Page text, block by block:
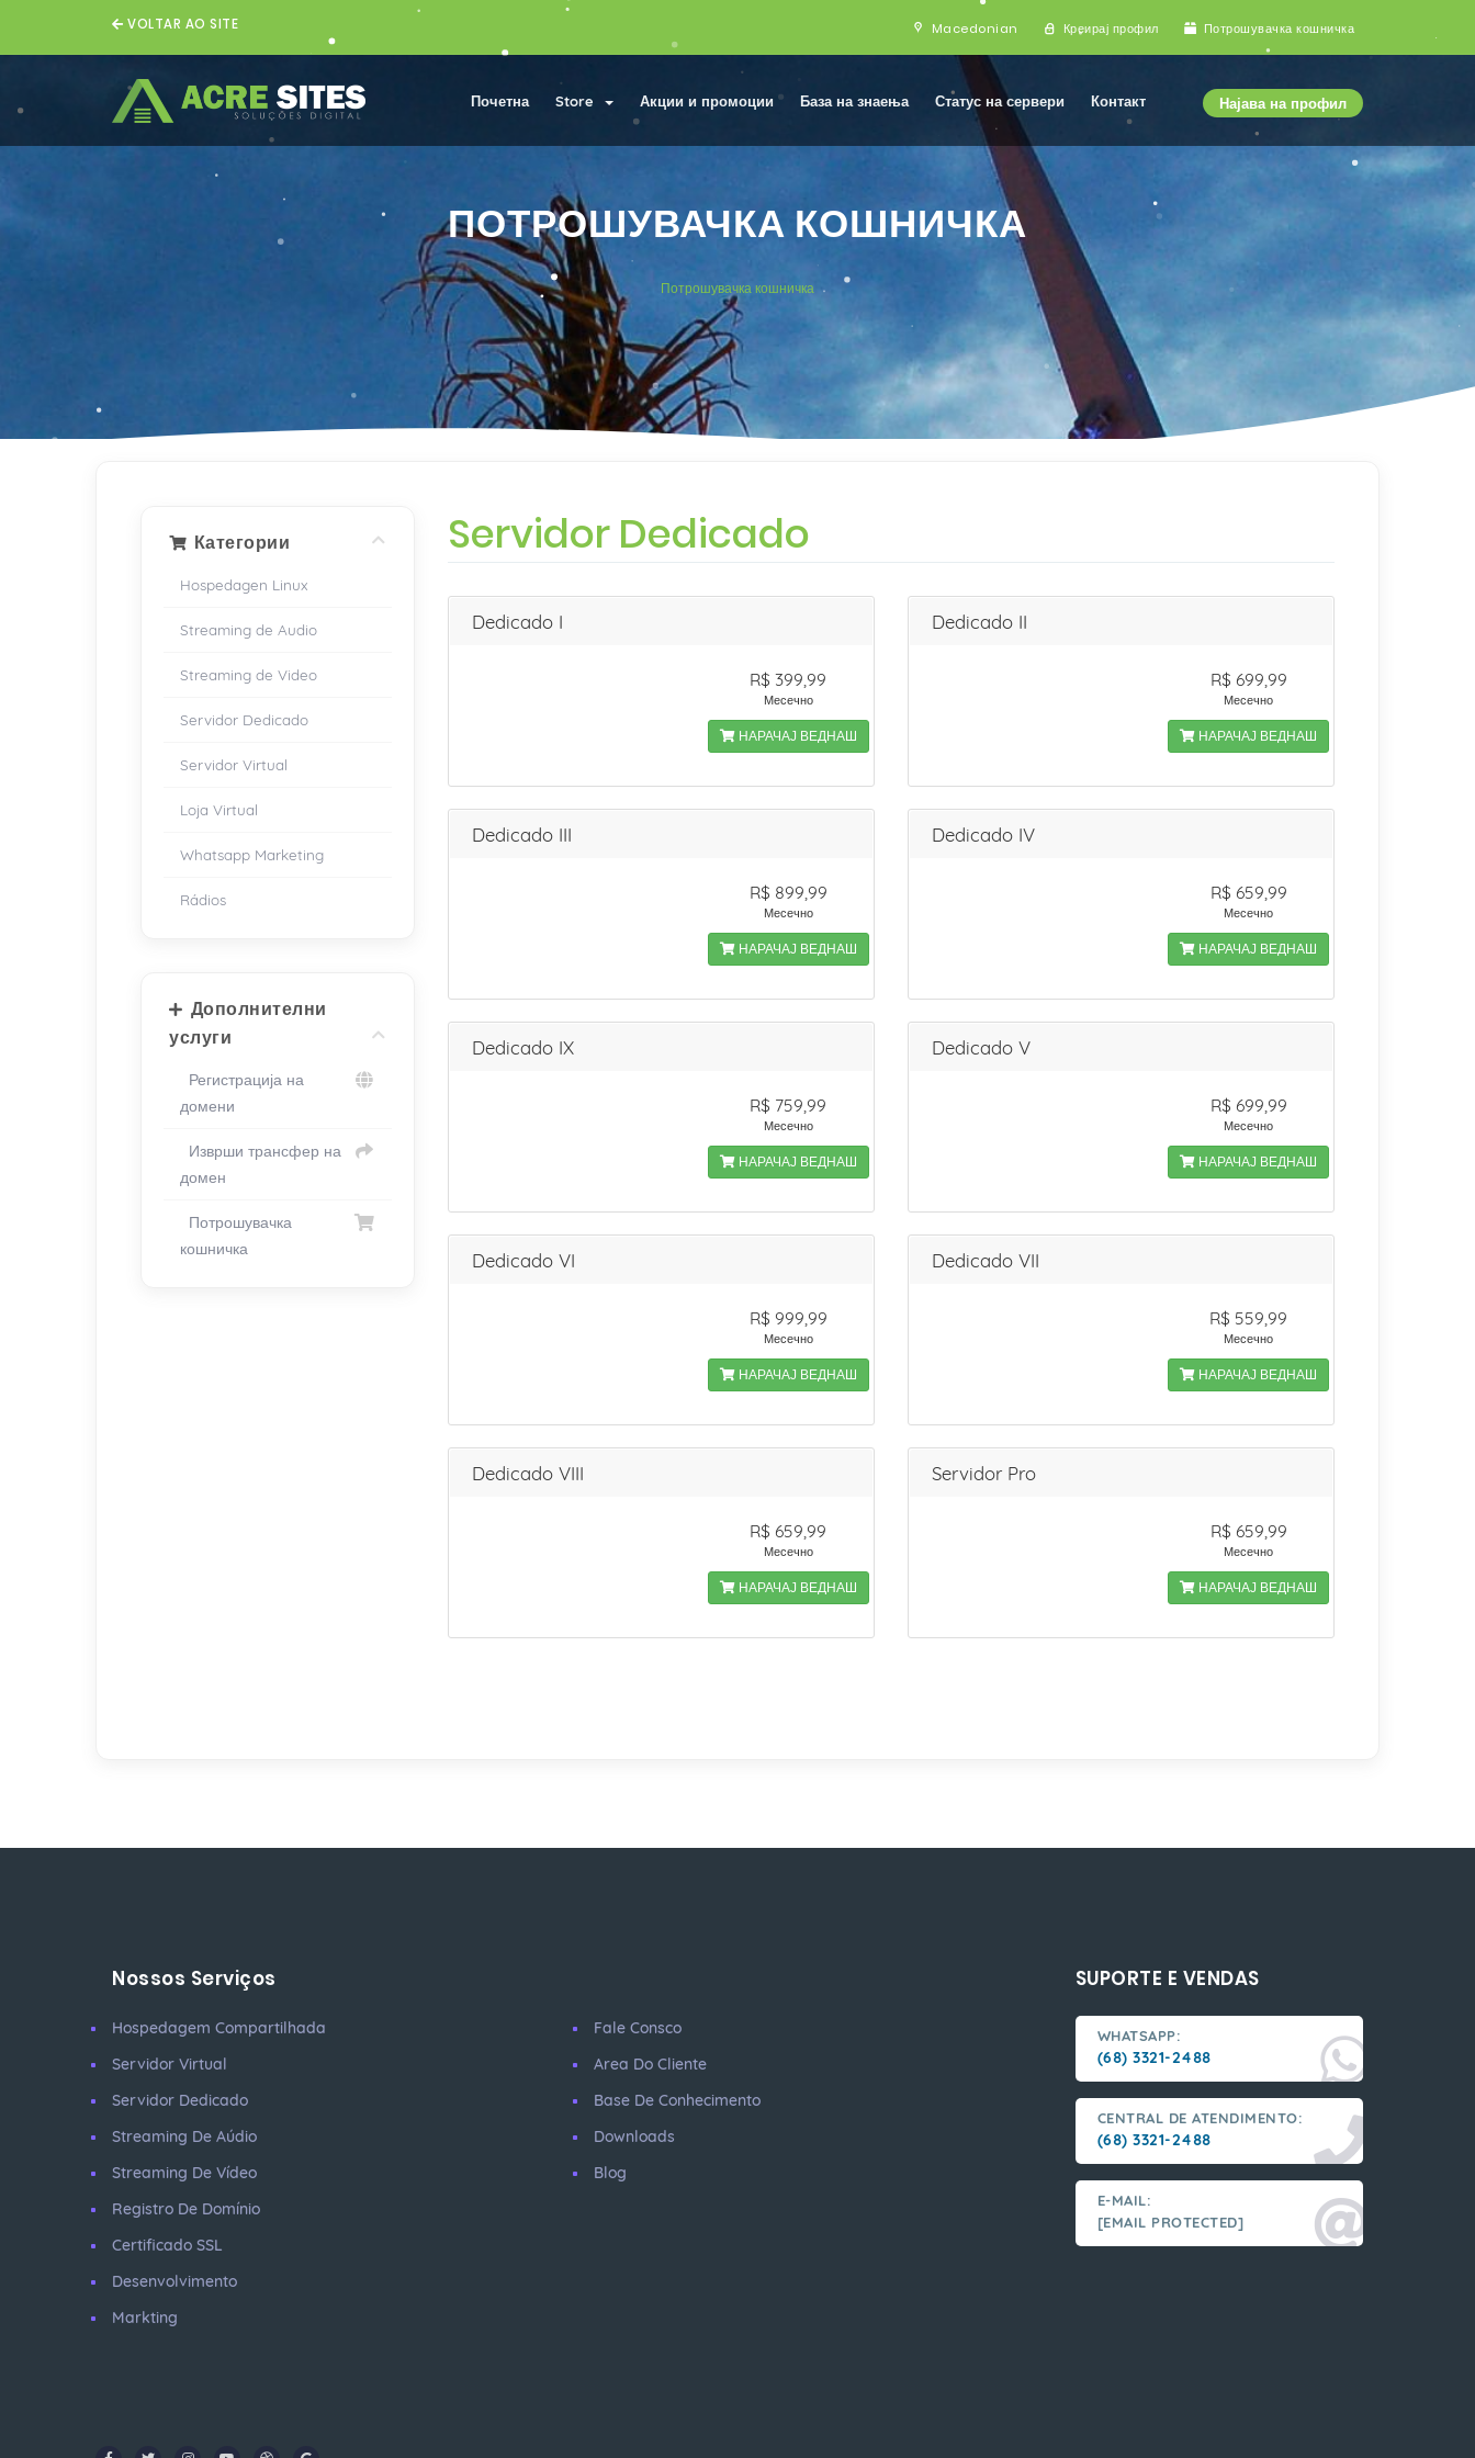
VOLTAR AO SITE Macedonian Креирај профил Потрошувачка кошничка
Почетна Store Акции и промоции База на знаења Статус на сервери Контакт Најава на профил
ПОТРОШУВАЧКА КОШНИЧКА
Потрошувачка кошничка
Категории
Hospedagen Linux
Streaming de Audio
Streaming de Video
Servidor Dedicado
Servidor Virtual
Loja Virtual
Whatsapp Marketing
Rádios
Дополнителни
услуги
Регистрација на
домени
Изврши трансфер на
домен
Потрошувачка
кошничка
Servidor Dedicado
Dedicado I
R$ 399,99
Месечно
НАРАЧАЈ ВЕДНАШ
Dedicado II
R$ 699,99
Месечно
НАРАЧАЈ ВЕДНАШ
Dedicado III
R$ 899,99
Месечно
НАРАЧАЈ ВЕДНАШ
Dedicado IV
R$ 659,99
Месечно
НАРАЧАЈ ВЕДНАШ
Dedicado IX
R$ 759,99
Месечно
НАРАЧАЈ ВЕДНАШ
Dedicado V
R$ 699,99
Месечно
НАРАЧАЈ ВЕДНАШ
Dedicado VI
R$ 999,99
Месечно
НАРАЧАЈ ВЕДНАШ
Dedicado VII
R$ 559,99
Месечно
НАРАЧАЈ ВЕДНАШ
Dedicado VIII
R$ 659,99
Месечно
НАРАЧАЈ ВЕДНАШ
Servidor Pro
R$ 659,99
Месечно
НАРАЧАЈ ВЕДНАШ
Nossos Serviços
Hospedagem Compartilhada
Servidor Virtual
Servidor Dedicado
Streaming De Aúdio
Streaming De Vídeo
Registro De Domínio
Certificado SSL
Desenvolvimento
Markting
Fale Consco
Area Do Cliente
Base De Conhecimento
Downloads
Blog
SUPORTE E VENDAS
WHATSAPP:
(68) 3321-2488
CENTRAL DE ATENDIMENTO:
(68) 3321-2488
E-MAIL:
[EMAIL PROTECTED]